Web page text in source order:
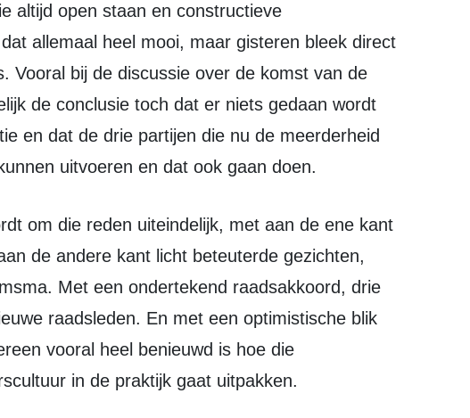
altijd open staan en constructieve
allemaal heel mooi, maar gisteren bleek direct
Vooral bij de discussie over de komst van de
de conclusie toch dat er niets gedaan wordt
en dat de drie partijen die nu de meerderheid
uitvoeren en dat ook gaan doen.
de andere kant licht beteuterde gezichten,
Met een ondertekend raadsakkoord, drie
raadsleden. En met een optimistische blik
vooral heel benieuwd is hoe die
in de praktijk gaat uitpakken.